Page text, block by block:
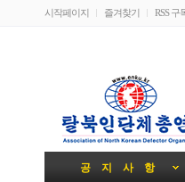
시작페이지 즐겨찾기 RSS 구
공 지 사 항